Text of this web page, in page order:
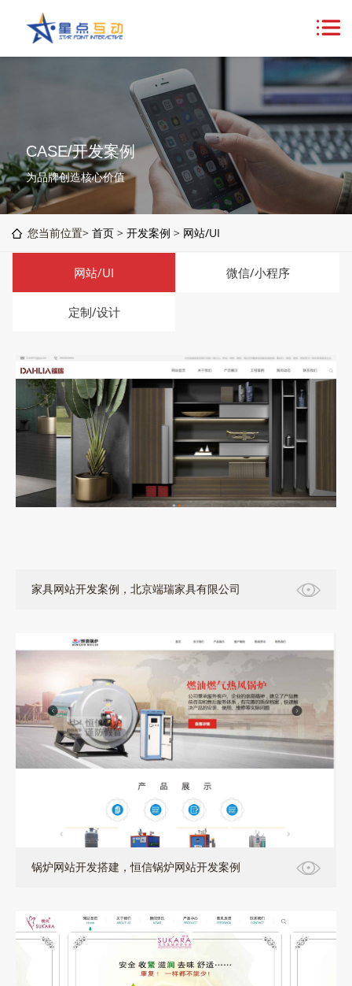
CASE/开发案例
为品牌创造核心价值
您当前位置> 首页 > 开发案例 > 网站/UI
网站/UI 微信/小程序
定制/设计
家具网站开发案例，北京端瑞家具有限公司
锅炉网站开发搭建，恒信锅炉网站开发案例